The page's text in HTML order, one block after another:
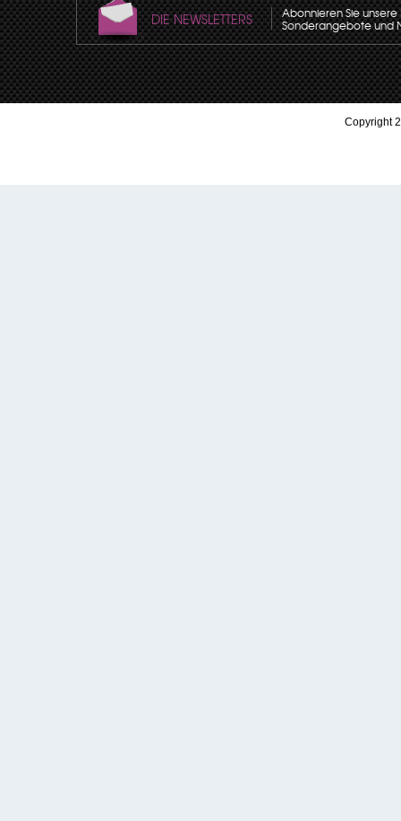
DIE NEWSLETTERS Abonnieren Sie
Sonderangebote und
Copyright